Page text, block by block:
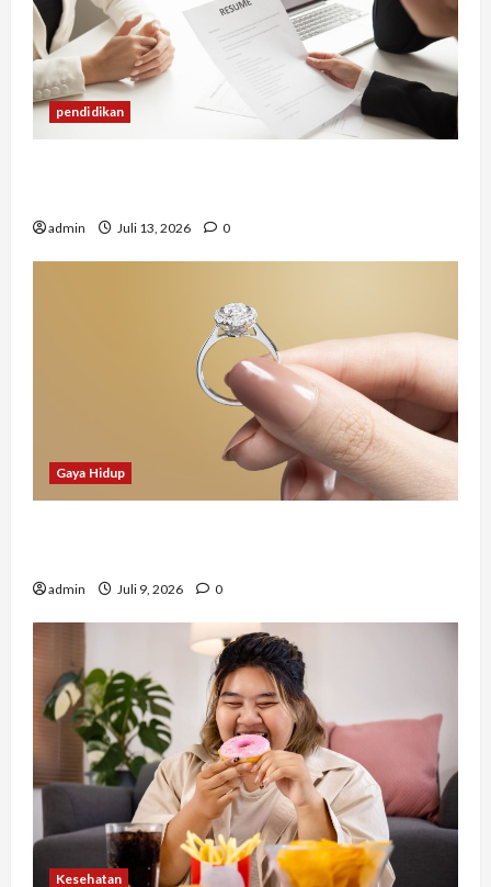
pendidikan
admin Juli 13, 2026 0
Gaya Hidup
admin Juli 9, 2026 0
Kesehatan